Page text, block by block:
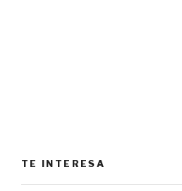
TE INTERESA